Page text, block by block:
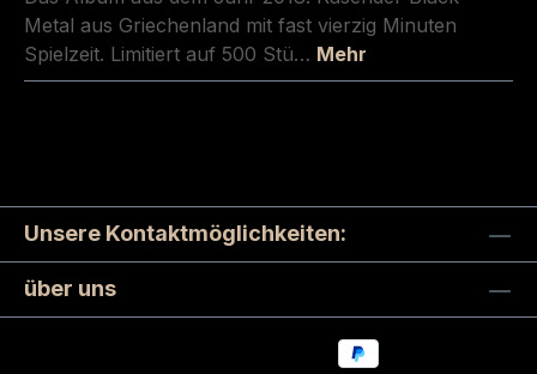
Metal aus Griechenland mit fast vierzig Minuten
Spielzeit. Limitiert auf 500 Stü… Mehr
Unsere Kontaktmöglichkeiten:
über uns